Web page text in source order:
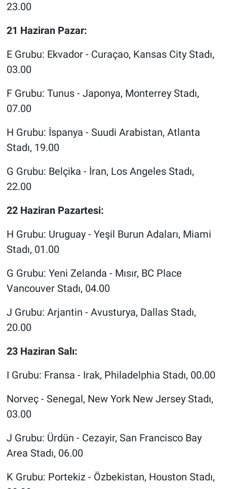
23.00
21 Haziran Pazar:
E Grubu: Ekvador - Curaçao, Kansas City Stadı,
03.00
F Grubu: Tunus - Japonya, Monterrey Stadı,
07.00
H Grubu: İspanya - Suudi Arabistan, Atlanta
Stadı, 19.00
G Grubu: Belçika - İran, Los Angeles Stadı,
22.00
22 Haziran Pazartesi:
H Grubu: Uruguay - Yeşil Burun Adaları, Miami
Stadı, 01.00
G Grubu: Yeni Zelanda - Mısır, BC Place
Vancouver Stadı, 04.00
J Grubu: Arjantin - Avusturya, Dallas Stadı,
20.00
23 Haziran Salı:
I Grubu: Fransa - Irak, Philadelphia Stadı, 00.00
Norveç - Senegal, New York New Jersey Stadı,
03.00
J Grubu: Ürdün - Cezayir, San Francisco Bay
Area Stadı, 06.00
K Grubu: Portekiz - Özbekistan, Houston Stadı,